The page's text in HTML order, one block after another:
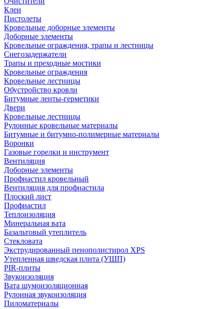
Клеи
Пистолеты
Кровельные доборные элементы
Доборные элементы
Кровельные ограждения, трапы и лестницы
Снегозадержатели
Трапы и преходные мостики
Кровельные ограждения
Кровельные лестницы
Обустройство кровли
Битумные ленты-герметики
Двери
Кровельные лестницы
Рулонные кровельные материалы
Битумные и битумно-полимерные материалы
Воронки
Газовые горелки и инструмент
Вентиляция
Доборные элементы
Профнастил кровельный
Вентиляция для профнастила
Плоский лист
Профнастил
Теплоизоляция
Минеральная вата
Базальтовый утеплитель
Стекловата
Экструдированный пенополистирол XPS
Утепленная шведская плита (УШП)
PIR-плиты
Звукоизоляция
Вата шумоизоляционная
Рулонная звукоизоляция
Пиломатериалы